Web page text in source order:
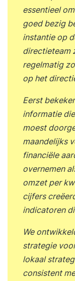
essentieel
goed bezig
instantie op
directieteam
regelmatig
op het
Eerst
informatie
moest
maandelijks
financiële
overnemen
omzet per
cijfers
indicatoren
We
strategie
lokaal
consistent